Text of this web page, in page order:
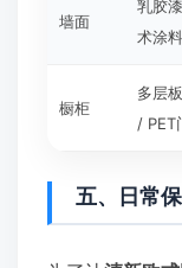
墙面
乳胶
术涂料
橱柜
多层
/ PET
五、日常